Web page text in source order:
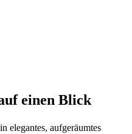
einen Blick
elegantes, aufgeräumtes